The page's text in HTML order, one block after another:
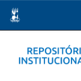
navigation